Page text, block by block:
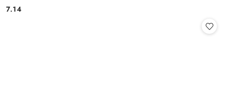
Cena:
7.14